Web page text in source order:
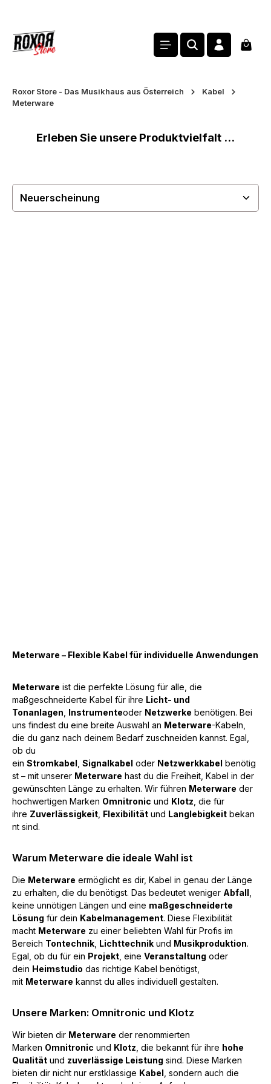
Roxor Store - Das Musikhaus aus Österreich
Kabel
Meterware
Erleben Sie unsere Produktvielfalt ...
Meterware – Flexible Kabel für individuelle Anwendungen
Meterware ist die perfekte Lösung für alle, die
maßgeschneiderte Kabel für ihre Licht- und
Tonanlagen Instrumenteoder Netzwerke benötigen. Bei
uns findest du eine breite Auswahl an Meterware-Kabeln,
die du ganz nach deinem Bedarf zuschneiden kannst. Egal,
ob du
ein Stromkabel Signalkabel oder Netzwerkkabel benötig
st – mit unserer Meterware hast du die Freiheit, Kabel in der
gewünschten Länge zu erhalten. Wir führen Meterware der
hochwertigen Marken Omnitronic und Klotz , die für
ihre Zuverlässigkeit Flexibilität und Langlebigkeit bekan
nt sind.
Warum Meterware die ideale Wahl ist
Die Meterware ermöglicht es dir, Kabel in genau der Länge
zu erhalten, die du benötigst. Das bedeutet weniger Abfall
keine unnötigen Längen und eine maßgeschneiderte
Lösung für dein Kabelmanagement. Diese Flexibilität
macht Meterware zu einer beliebten Wahl für Profis im
Bereich Tontechnik Lichttechnik und Musikproduktion.
Egal, ob du für ein Projekt , eine Veranstaltung oder
dein Heimstudio das richtige Kabel benötigst,
mit Meterware kannst du alles individuell gestalten.
Unsere Marken: Omnitronic und Klotz
Wir bieten dir Meterware der renommierten
Marken Omnitronic und Klotz , die bekannt für ihre hohe
Qualität und zuverlässige Leistung sind. Diese Marken
bieten dir nicht nur erstklassige Kabel , sondern auch die